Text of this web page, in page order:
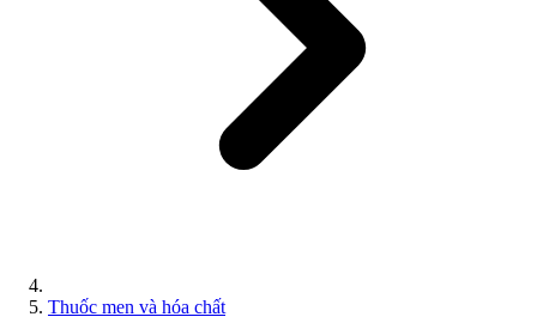
Thuốc men và hóa chất